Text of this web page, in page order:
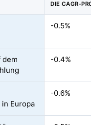
DIE CAGR-
-0.5%
dem
-0.4%
Europa
-0.6%